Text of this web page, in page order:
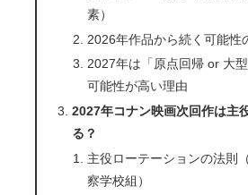
素）
2026年作品から続く可能性
2027年は「原点回帰 or 大
可能性が高い理由
2027年コナン映画次回作は主
る？
主役ローテーションの法則
察学校組）